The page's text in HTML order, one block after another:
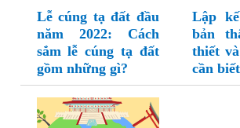
Lễ cúng tạ đất đầu
năm 2022: Cách
sắm lễ cúng tạ đất
gồm những gì?
Lập
bản
thiết
cần biết